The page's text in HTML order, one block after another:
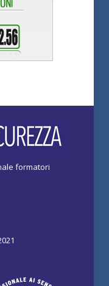
formatori